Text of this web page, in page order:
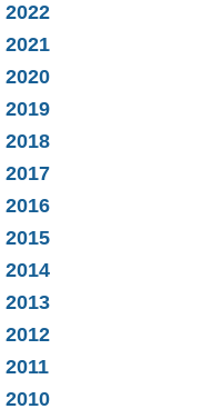
2022
2021
2020
2019
2018
2017
2016
2015
2014
2013
2012
2011
2010